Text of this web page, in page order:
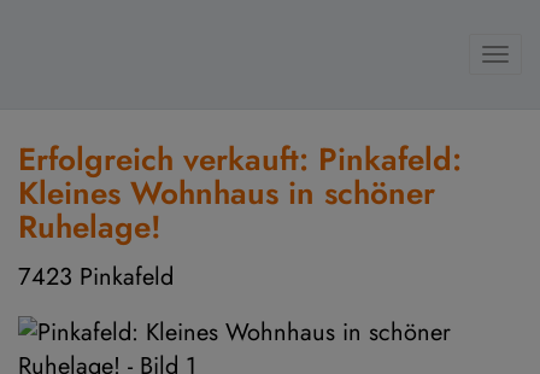
Erfolgreich verkauft: Pinkafeld:
Kleines Wohnhaus in schöner
Ruhelage!
7423 Pinkafeld